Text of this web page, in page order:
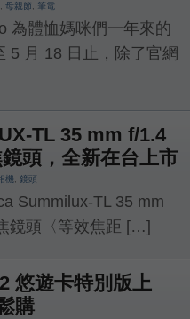
, 母親節, 筆電
為體恤媽咪們一年來的
5 月 18 日止，除了官網
TL 35 mm f/1.4
頭，全新在台上市
機, 鏡頭
Summilux-TL 35 mm
鏡頭〈等效焦距 […]
悠遊卡特別版上
購